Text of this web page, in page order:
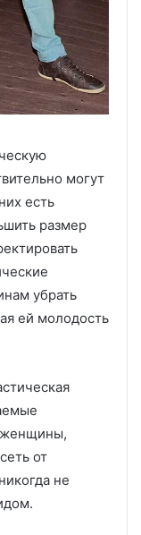
могут
есть
размер
убрать
ей молодость
женщины,
от
не